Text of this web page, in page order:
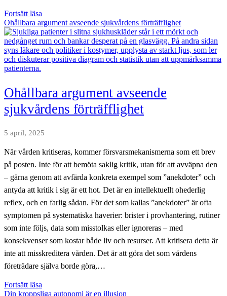
Fortsätt läsa
förvaltning
i
amerikanska
händer
Ohållbara argument avseende sjukvårdens förträfflighet
Ohållbara argument avseende
sjukvårdens förträfflighet
5 april, 2025
När vården kritiseras, kommer försvarsmekanismerna som ett brev
på posten. Inte för att bemöta saklig kritik, utan för att avväpna den
– gärna genom att avfärda konkreta exempel som ”anekdoter” och
antyda att kritik i sig är ett hot. Det är en intellektuellt ohederlig
reflex, och en farlig sådan. För det som kallas ”anekdoter” är ofta
symptomen på systematiska haverier: brister i provhantering, rutiner
som inte följs, data som misstolkas eller ignoreras – med
konsekvenser som kostar både liv och resurser. Att kritisera detta är
inte att misskreditera vården. Det är att göra det som vårdens
företrädare själva borde göra,…
Fortsätt läsa
argument
Din kroppsliga autonomi är en illusion